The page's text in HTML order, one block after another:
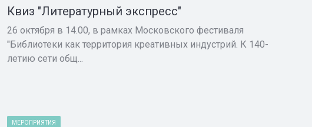
Квиз "Литературный экспресс"
26 октября в 14.00, в рамках Московского фестиваля
"Библиотеки как территория креативных индустрий. К 140-
летию сети общ...
МЕРОПРИЯТИЯ